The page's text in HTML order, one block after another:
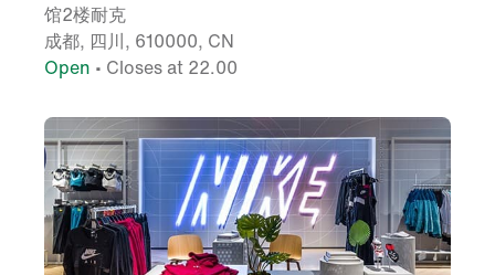
馆2楼耐克
成都, 四川, 610000, CN
Open • Closes at 22.00